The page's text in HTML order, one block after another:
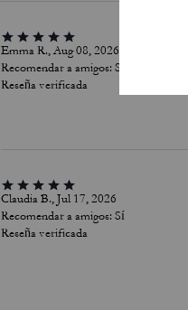
Emma R., Aug 08, 2026
Recomendar a amigos: Sí
Reseña verificada
Claudia B., Jul 17, 2026
Recomendar a amigos: Sí
Reseña verificada